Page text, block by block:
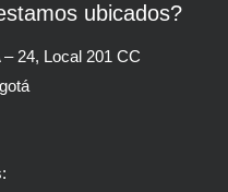
ubicados?
24, Local 201 CC